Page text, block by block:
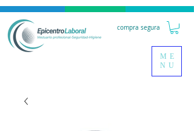
compra segura
ME
NU